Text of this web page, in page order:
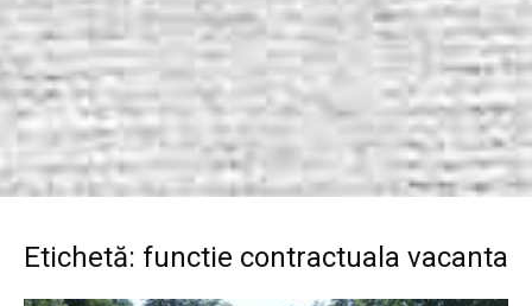
Etichetă: functie contractuala vacanta